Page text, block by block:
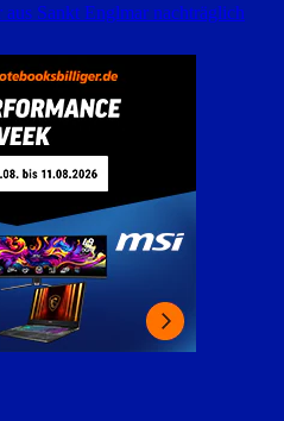
Sankt Englmar nachträglich